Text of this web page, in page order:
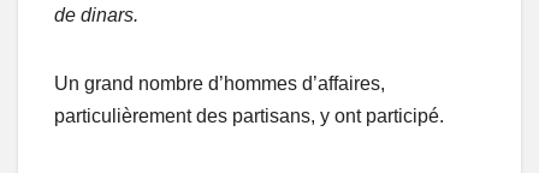
de dinars.
Un grand nombre d’hommes d’affaires,
particulièrement des partisans, y ont participé.